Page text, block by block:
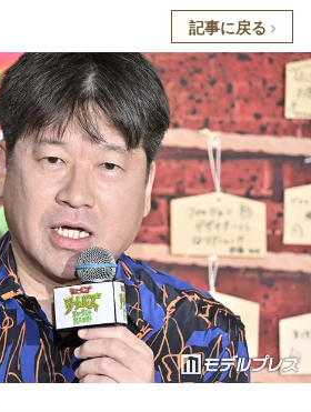
記事に戻る